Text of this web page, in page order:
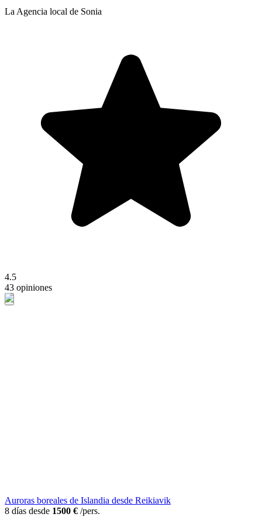
La Agencia local de Sonia
4.5
43 opiniones
Auroras boreales de Islandia desde Reikiavik
8 días desde 1500 € /pers.